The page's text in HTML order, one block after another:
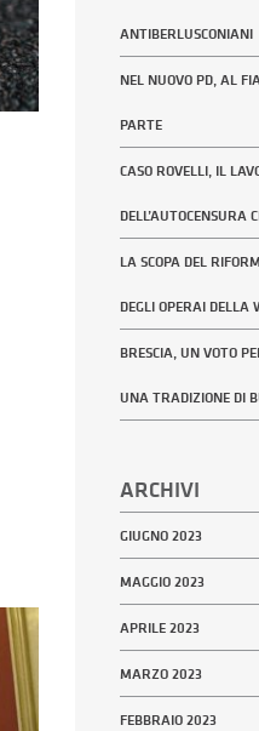
ANTIBERLUSCONIANI
NEL NUOVO PD, AL
PARTE
CASO ROVELLI, IL
DELL’AUTOCENSURA
LA SCOPA DEL
DEGLI OPERAI DELLA
BRESCIA, UN VOTO
UNA TRADIZIONE DI
ARCHIVI
GIUGNO 2023
MAGGIO 2023
APRILE 2023
MARZO 2023
FEBBRAIO 2023